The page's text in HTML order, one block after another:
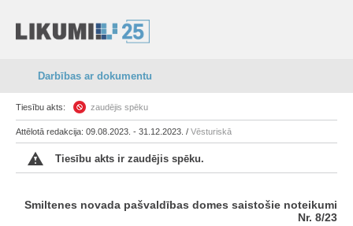
Darbības ar dokumentu
Tiesību akts: zaudējis spēku
Attēlotā redakcija: 09.08.2023. - 31.12.2023. / Vēsturiskā
Tiesību akts ir zaudējis spēku.
Smiltenes novada pašvaldības domes saistošie noteikumi
Nr. 8/23